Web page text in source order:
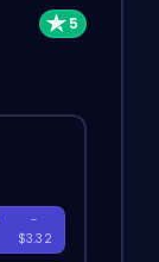
-
$3.32